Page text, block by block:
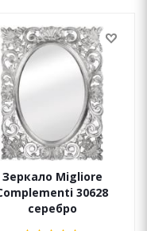
Зеркало Migliore
30628
серебро